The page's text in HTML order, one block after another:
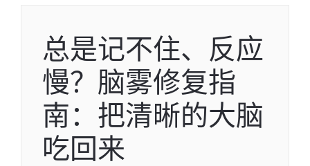
总是记不住、反应
慢？脑雾修复指
南：把清晰的大脑
吃回来